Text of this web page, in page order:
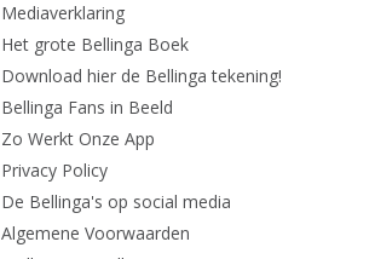
Mediaverklaring
Het grote Bellinga Boek
Download hier de Bellinga tekening!
Bellinga Fans in Beeld
Zo Werkt Onze App
Privacy Policy
De Bellinga's op social media
Algemene Voorwaarden